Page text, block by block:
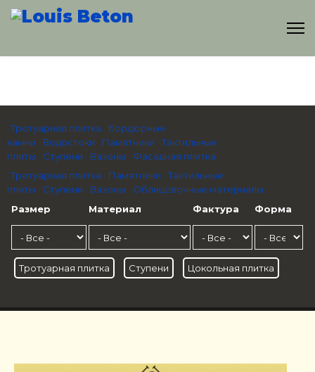
Тротуарная плитка
Бордюрные
камни
Водостоки Памятники
Тактильные
плиты
Ступени Вазоны
Фасадная плитка
Тротуарная плитка
Памятники
Тактильные
плиты
Ступени Вазоны
Облицовочные материалы
Размер
Материал Фактура Форма
Тротуарная плитка Ступени Цокольная плитка